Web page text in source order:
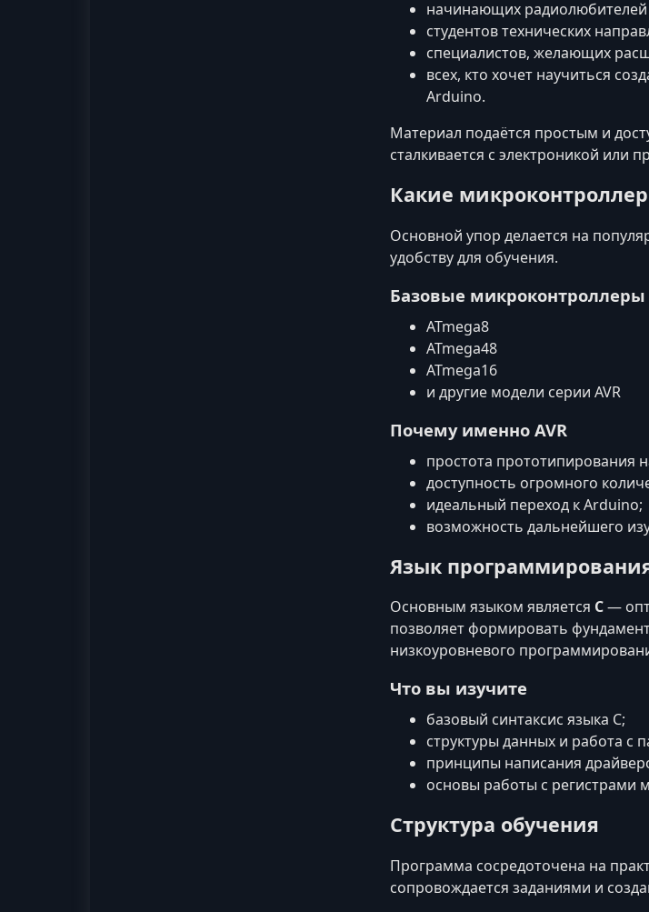
начинающих
студентов технических
специалистов, желающих
всех, кто хочет научиться
Arduino.
Материал подаётся простым и
сталкивается с электроникой или
Какие
Основной упор делается на
удобству для обучения.
Базовые микроконтроллеры
ATmega8
ATmega48
ATmega16
и другие модели серии AVR
Почему именно AVR
простота прототипирования
доступность огромного
идеальный переход к Arduino;
возможность дальнейшего
Язык
Основным языком является C—
позволяет формировать
низкоуровневого
Что вы изучите
базовый синтаксис языка C;
структуры данных и работа с
принципы написания
основы работы с регистрами
Структура обучения
Программа сосредоточена на
сопровождается заданиями и